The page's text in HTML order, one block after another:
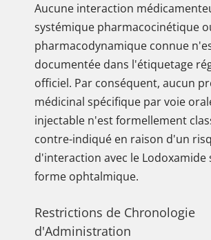
Aucune interaction
systémique pharmacocinétique
pharmacodynamique connue
documentée dans l'étiquetage
officiel. Par conséquent, aucun
médicinal spécifique par voie
injectable n'est formellement
contre-indiqué en raison d'un
d'interaction avec le Lodoxamide
forme ophtalmique.
Restrictions de Chronologie
d'Administration